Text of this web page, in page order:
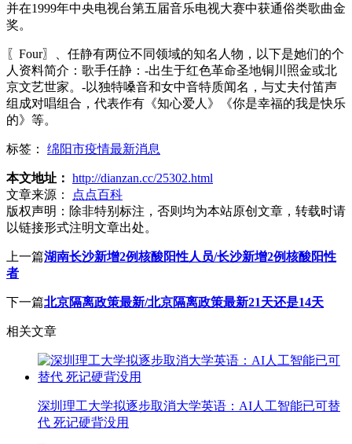
并在1999年中央电视台第五届音乐电视大赛中获通俗类歌曲金
奖。
〖Four〗、任静有两位不同领域的知名人物，以下是她们的个
人资料简介：歌手任静：-出生于红色革命圣地铜川照金或北
京文艺世家。-以独特嗓音和女中音特质闻名，与丈夫付笛声
组成对唱组合，代表作有《知心爱人》《你是幸福的我是快乐
的》等。
标签： 绵阳市疫情最新消息
本文地址： http://dianzan.cc/25302.html
文章来源：
点点百科
版权声明： 除非特别标注，否则均为本站原创文章，转载时请
以链接形式注明文章出处。
上一篇湖南长沙新增2例核酸阳性人员/长沙新增2例核酸阳性
者
下一篇北京隔离政策最新/北京隔离政策最新21天还是14天
相关文章
深圳理工大学拟逐步取消大学英语：AI人工智能已可替
代 死记硬背没用